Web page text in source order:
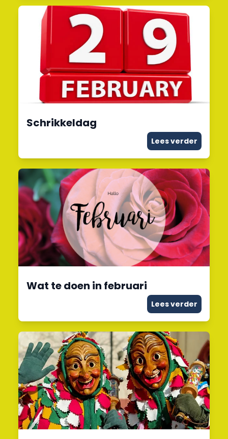
Schrikkeldag
Lees verder
Wat te doen in februari
Lees verder